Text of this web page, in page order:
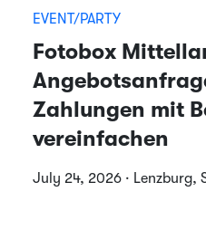
EVENT/PARTY
Fotobox
Zahlungen mit
vereinfachen
July 24, 2026 · Lenzburg,